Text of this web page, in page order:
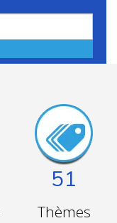
51
Thèmes